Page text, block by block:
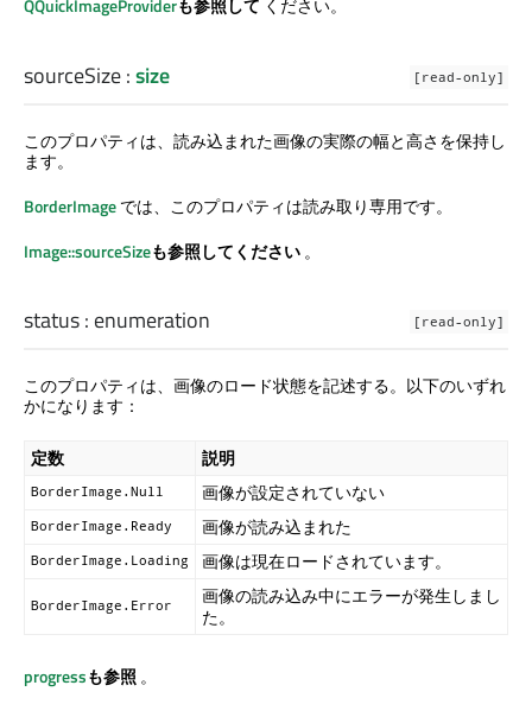
QQuickImageProviderも参照して ください。
sourceSize:size [read-only]
このプロパティは、読み込まれた画像の実際の幅と高さを保持し
ます。
BorderImageでは、このプロパティは読み取り専用です。
Image::sourceSizeも参照してください。
status: enumeration [read-only]
このプロパティは、画像のロード状態を記述する。以下のいずれ
かになります：
定数 説明
BorderImage.Null 画像が設定されていない
BorderImage.Ready 画像が読み込まれた
BorderImage.Loading 画像は現在ロードされています。
BorderImage.Error
画像の読み込み中にエラーが発生しまし
た。
progressも参照 。